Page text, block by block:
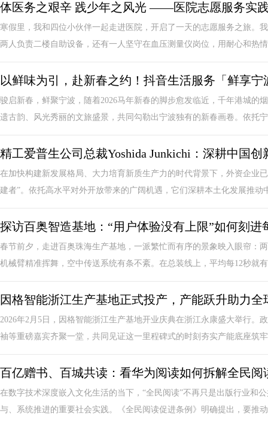
体医务之艰辛 践少年之风光 ——医院志愿服务实
寒假里，我和四位小伙伴一起走进医院，开启了一天的志愿服务之旅。
两人负责二楼自助设备，还有一人坚守在血压测量仪岗位，用耐心和热
以鲜味为引，赴新春之约！抖音生活服务「鲜享
骏启新春，鲜聚宁波，随着2026马年新春的脚步愈发临近，千年港城的
遗古韵、风光秀丽的文旅盛景，共同勾勒出宁波独有的新春画卷。依托
精工爱普生公司总裁Yoshida Junkichi：深耕中国
在加快构建新发展格局、大力培育新质生产力的时代背景下，外资企业
建者”。依托高水平对外开放带来的广阔机遇，它们深耕本土化发展推动
探访百奥智造基地：“用户体验没有上限”如何刻进
春节前夕，走进百奥珠海生产基地，一派繁忙而有序的景象映入眼帘：
机械臂精准挥舞，空中传送系统有条不紊。在总装线上，平均每12秒就
因格智能浙江生产基地正式投产，产能跃升助力全
2026年2月5日，因格智能浙江生产基地开业庆典在浙江永康盛大举行。
袖等重磅嘉宾齐聚一堂，共同见证这一里程碑式的时刻夯实产能底座筑
百亿赠书、百城共读：看华为阅读如何拆解全民阅
在数字技术深度嵌入文化生活的当下，“全民阅读”不再只是出版行业和
与、系统推进的重要社会实践。《全民阅读促进条例》明确提出，要推